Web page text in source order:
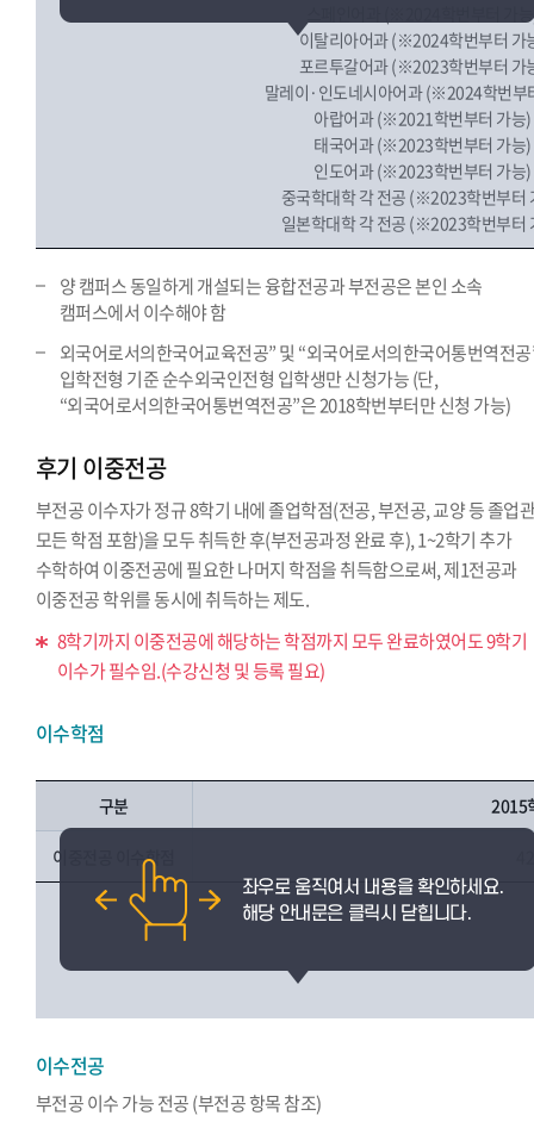
스페인어과 (※2024학번부터 가
이탈리아어과 (※2024학번부터 가
포르투갈어과 (※2023학번부터 가
말레이·인도네시아어과 (※2024학번부
아랍어과 (※2021학번부터 가능)
태국어과 (※2023학번부터 가능)
인도어과 (※2023학번부터 가능)
중국학대학 각 전공 (※2023학번부터
일본학대학 각 전공 (※2023학번부터
양 캠퍼스 동일하게 개설되는 융합전공과 부전공은 본인 소속
캠퍼스에서 이수해야 함
외국어로서의한국어교육전공” 및 “외국어로서의한국어통번역전
입학전형 기준 순수외국인전형 입학생만 신청가능 (단,
“외국어로서의한국어통번역전공”은 2018학번부터만 신청 가능)
후기 이중전공
부전공 이수자가 정규 8학기 내에 졸업학점(전공, 부전공, 교양 등 졸업
모든 학점 포함)을 모두 취득한 후(부전공과정 완료 후), 1~2학기 추가
수학하여 이중전공에 필요한 나머지 학점을 취득함으로써, 제1전공과
이중전공 학위를 동시에 취득하는 제도.
8학기까지 이중전공에 해당하는 학점까지 모두 완료하였어도 9학기
이수가 필수임.(수강신청 및 등록 필요)
이수학점
구분 2015
이중전공 이수학점
이수전공
부전공 이수 가능 전공 (부전공 항목 참조)